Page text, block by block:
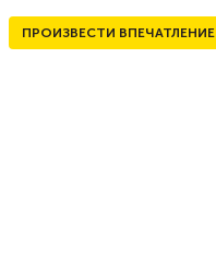
ПРОИЗВЕСТИ ВПЕЧАТЛЕНИЕ